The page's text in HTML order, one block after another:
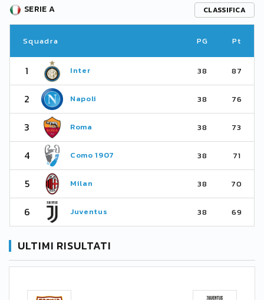
SERIE A CLASSIFICA
Squadra PG Pt
1 Inter 38 87
2 Napoli 38 76
3 Roma 38 73
4 Como 1907 38 71
5 Milan 38 70
6 Juventus 38 69
ULTIMI RISULTATI